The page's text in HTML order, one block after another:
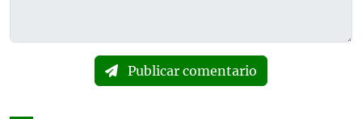
Publicar comentario